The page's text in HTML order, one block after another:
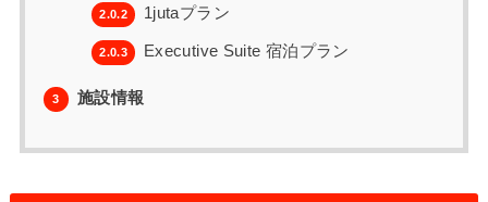
2.0.2 1jutaプラン
2.0.3 Executive Suite 宿泊プラン
3 施設情報